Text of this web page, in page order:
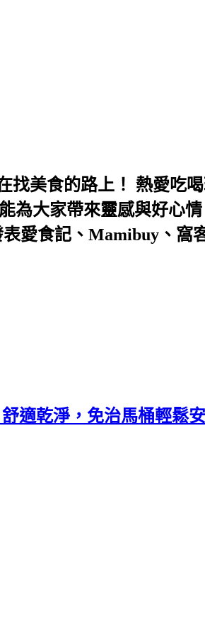
美食的路上！ 熱愛吃
大家帶來靈感與好心情
愛食記、Mamibuy、
適乾淨，免治馬桶輕鬆